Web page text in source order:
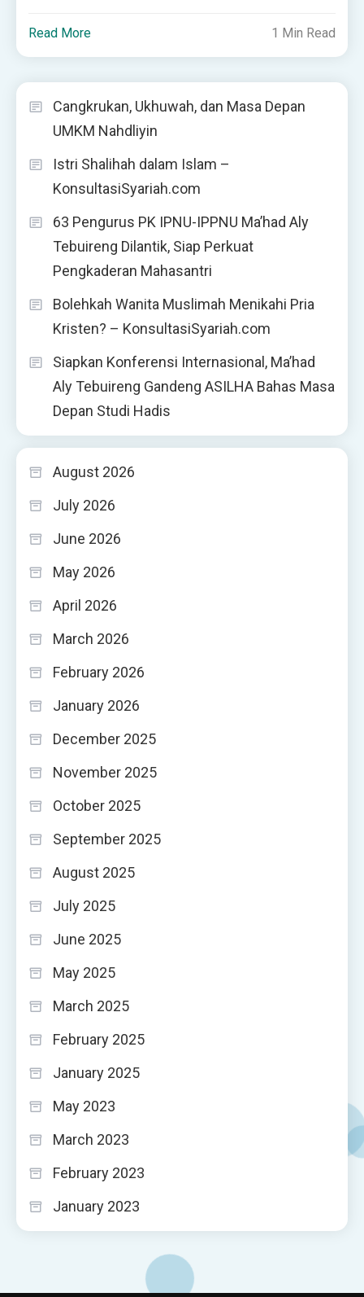
Read More 1 Min Read
Cangkrukan, Ukhuwah, dan Masa Depan
UMKM Nahdliyin
Istri Shalihah dalam Islam –
KonsultasiSyariah.com
63 Pengurus PK IPNU-IPPNU Ma’had Aly
Tebuireng Dilantik, Siap Perkuat
Pengkaderan Mahasantri
Bolehkah Wanita Muslimah Menikahi Pria
Kristen? – KonsultasiSyariah.com
Siapkan Konferensi Internasional, Ma’had
Aly Tebuireng Gandeng ASILHA Bahas Masa
Depan Studi Hadis
August 2026
July 2026
June 2026
May 2026
April 2026
March 2026
February 2026
January 2026
December 2025
November 2025
October 2025
September 2025
August 2025
July 2025
June 2025
May 2025
March 2025
February 2025
January 2025
May 2023
March 2023
February 2023
January 2023